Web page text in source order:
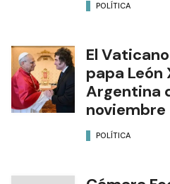
POLÍTICA
El
papa
Argentina
noviembre
POLÍTICA